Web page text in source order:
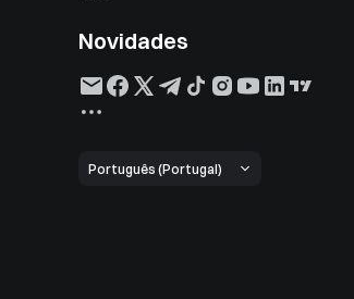
Novidades
Português (Portugal)